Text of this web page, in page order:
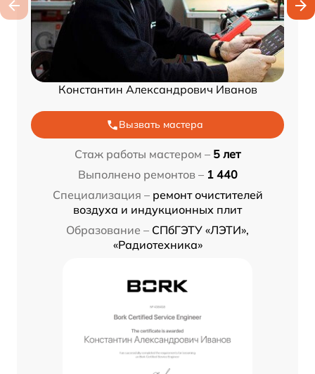
Константин Александрович Иванов
Вызвать мастера
Стаж работы мастером – 5 лет
Выполнено ремонтов – 1 440
Специализация – ремонт очистителей
воздуха и индукционных плит
Образование – СПбГЭТУ «ЛЭТИ»,
«Радиотехника»